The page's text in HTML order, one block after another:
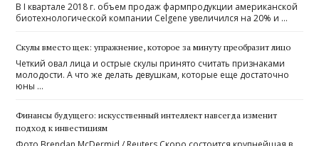
В I квартале 2018 г. объем продаж фармпродукции американской
биотехнологической компании Celgene увеличился на 20% и …
Скулы вместо щек: упражнение, которое за минуту преобразит лицо
Четкий овал лица и острые скулы принято считать признаками
молодости. А что же делать девушкам, которые еще достаточно
юны …
Финансы будущего: искусственный интеллект навсегда изменит
подход к инвестициям